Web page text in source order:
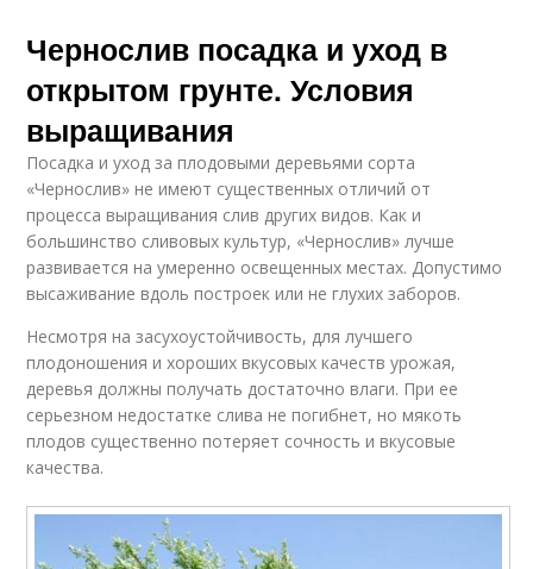
Чернослив посадка и уход в
открытом грунте. Условия
выращивания
Посадка и уход за плодовыми деревьями сорта
«Чернослив» не имеют существенных отличий от
процесса выращивания слив других видов. Как и
большинство сливовых культур, «Чернослив» лучше
развивается на умеренно освещенных местах. Допустимо
высаживание вдоль построек или не глухих заборов.
Несмотря на засухоустойчивость, для лучшего
плодоношения и хороших вкусовых качеств урожая,
деревья должны получать достаточно влаги. При ее
серьезном недостатке слива не погибнет, но мякоть
плодов существенно потеряет сочность и вкусовые
качества.